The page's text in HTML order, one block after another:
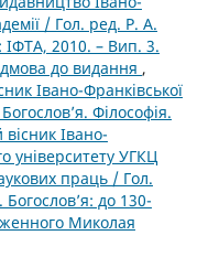
/ Гол. ред. Р. А.
ІФТА, 2010. – Вип. 3.
до видання ,
Івано-Франківської
Філософія.
Івано-
університету УГКЦ
праць / Гол.
до 130-
Миколая